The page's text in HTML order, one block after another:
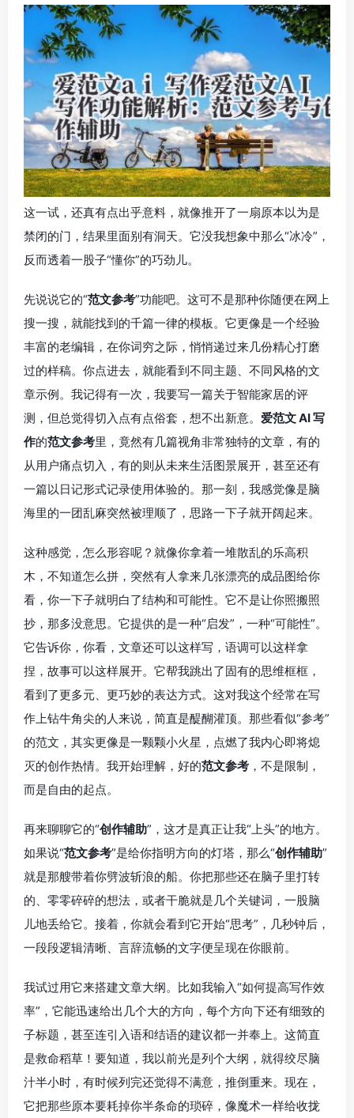
这一试，还真有点出乎意料，就像推开了一扇原本以为是
禁闭的门，结果里面别有洞天。它没我想象中那么“冰冷”，
反而透着一股子“懂你”的巧劲儿。
先说说它的“范文参考”功能吧。这可不是那种你随便在网上
搜一搜，就能找到的千篇一律的模板。它更像是一个经验
丰富的老编辑，在你词穷之际，悄悄递过来几份精心打磨
过的样稿。你点进去，就能看到不同主题、不同风格的文
章示例。我记得有一次，我要写一篇关于智能家居的评
测，但总觉得切入点有点俗套，想不出新意。 爱范文 AI 写
作的范文参考里，竟然有几篇视角非常独特的文章，有的
从用户痛点切入，有的则从未来生活图景展开，甚至还有
一篇以日记形式记录使用体验的。那一刻，我感觉像是脑
海里的一团乱麻突然被理顺了，思路一下子就开阔起来。
这种感觉，怎么形容呢？就像你拿着一堆散乱的乐高积
木，不知道怎么拼，突然有人拿来几张漂亮的成品图给你
看，你一下子就明白了结构和可能性。它不是让你照搬照
抄，那多没意思。它提供的是一种“启发”，一种“可能性”。
它告诉你，你看，文章还可以这样写，语调可以这样拿
捏，故事可以这样展开。它帮我跳出了固有的思维框框，
看到了更多元、更巧妙的表达方式。这对我这个经常在写
作上钻牛角尖的人来说，简直是醍醐灌顶。那些看似“参考”
的范文，其实更像是一颗颗小火星，点燃了我内心即将熄
灭的创作热情。我开始理解，好的范文参考 ，不是限制，
而是自由的起点。
再来聊聊它的“创作辅助”，这才是真正让我“上头”的地方。
如果说“范文参考”是给你指明方向的灯塔，那么“创作辅助”
就是那艘带着你劈波斩浪的船。你把那些还在脑子里打转
的、零零碎碎的想法，或者干脆就是几个关键词，一股脑
儿地丢给它。接着，你就会看到它开始“思考”，几秒钟后，
一段段逻辑清晰、言辞流畅的文字便呈现在你眼前。
我试过用它来搭建文章大纲。比如我输入“如何提高写作效
率”，它能迅速给出几个大的方向，每个方向下还有细致的
子标题，甚至连引入语和结语的建议都一并奉上。这简直
是救命稻草！要知道，我以前光是列个大纲，就得绞尽脑
汁半小时，有时候列完还觉得不满意，推倒重来。现在，
它把那些原本要耗掉你半条命的琐碎，像魔术一样给收拢